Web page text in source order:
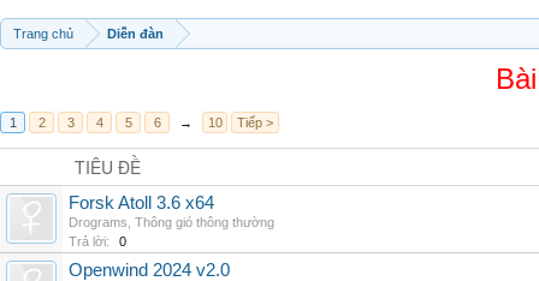
Trang chủ Diễn đàn
1 2 3 4 5 6 → 10 Tiếp >
TIÊU ĐỀ
Forsk Atoll 3.6 x64
Drograms Thông gió thông thường
Trả lời:
0
Openwind 2024 v2.0